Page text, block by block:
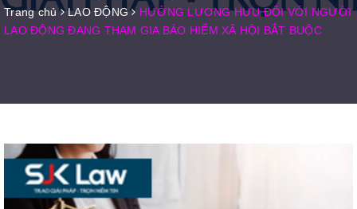
Trang chủ LAO ĐỘNG
HƯỞNG LƯƠNG HƯU ĐỐI VỚI NGƯỜI
LAO ĐỘNG ĐANG THAM GIA BẢO HIỂM XÃ HỘI BẮT BUỘC